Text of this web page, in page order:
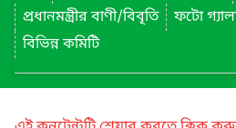
প্রধানমন্ত্রীর বাণী/বিবৃতি
ফটো
বিভিন্ন কমিটি